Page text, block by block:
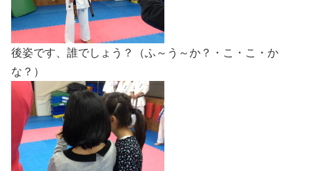
後姿です、誰でしょう？（ふ～う～か？・こ・こ・か
な？）